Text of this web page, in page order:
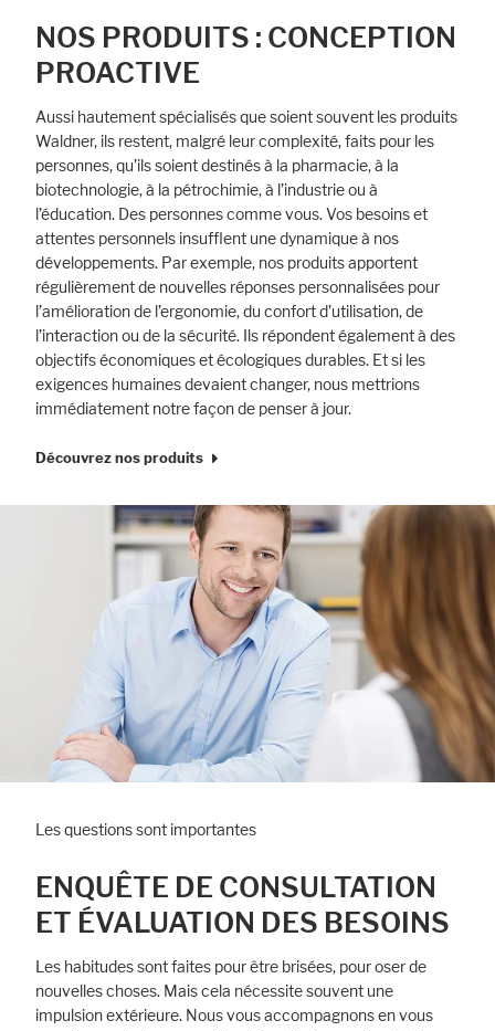
NOS PRODUITS : CONCEPTION
PROACTIVE
Aussi hautement spécialisés que soient souvent les produits
Waldner, ils restent, malgré leur complexité, faits pour les
personnes, qu’ils soient destinés à la pharmacie, à la
biotechnologie, à la pétrochimie, à l’industrie ou à
l’éducation. Des personnes comme vous. Vos besoins et
attentes personnels insufflent une dynamique à nos
développements. Par exemple, nos produits apportent
régulièrement de nouvelles réponses personnalisées pour
l’amélioration de l’ergonomie, du confort d’utilisation, de
l’interaction ou de la sécurité. Ils répondent également à des
objectifs économiques et écologiques durables. Et si les
exigences humaines devaient changer, nous mettrions
immédiatement notre façon de penser à jour.
Découvrez nos produits
Les questions sont importantes
ENQUÊTE DE CONSULTATION
ET ÉVALUATION DES BESOINS
Les habitudes sont faites pour être brisées, pour oser de
nouvelles choses. Mais cela nécessite souvent une
impulsion extérieure. Nous vous accompagnons en vous